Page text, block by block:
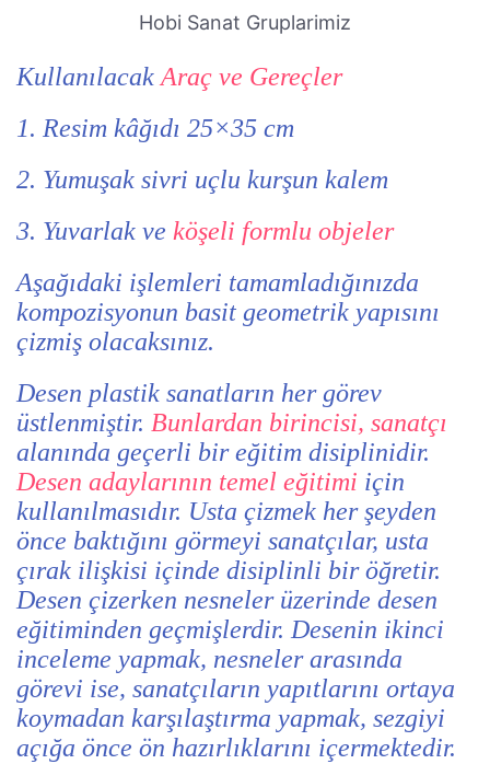
Hobi Sanat Gruplarimiz
KullanılacakAraç ve Gereçler
1. Resim kâğıdı 25×35 cm
2. Yumuşak sivri uçlu kurşun kalem
3. Yuvarlak ve köşeli formlu objeler
Aşağıdaki işlemleri tamamladığınızda
kompozisyonun basit geometrik yapısını
çizmiş olacaksınız.
Desen plastik sanatların her görev
üstlenmiştir. Bunlardan birincisi, sanatçı
alanında geçerli bir eğitim disiplinidir.
Desen adaylarının temel eğitimi için
kullanılmasıdır. Usta çizmek her şeyden
önce baktığını görmeyi sanatçılar, usta
çırak ilişkisi içinde disiplinli bir öğretir.
Desen çizerken nesneler üzerinde desen
eğitiminden geçmişlerdir. Desenin ikinci
inceleme yapmak, nesneler arasında
görevi ise, sanatçıların yapıtlarını ortaya
koymadan karşılaştırma yapmak, sezgiyi
açığa önce ön hazırlıklarını içermektedir.